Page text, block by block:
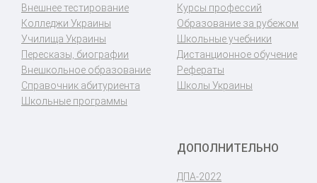
Внешнее тестирование
Колледжи Украины
Училища Украины
Пересказы, биографии
Внешкольное образование
Справочник абитуриента
Школьные программы
Курсы профессий
Образование за рубежом
Школьные учебники
Дистанционное обучение
Рефераты
Школы Украины
ДОПОЛНИТЕЛЬНО
ДПА-2022